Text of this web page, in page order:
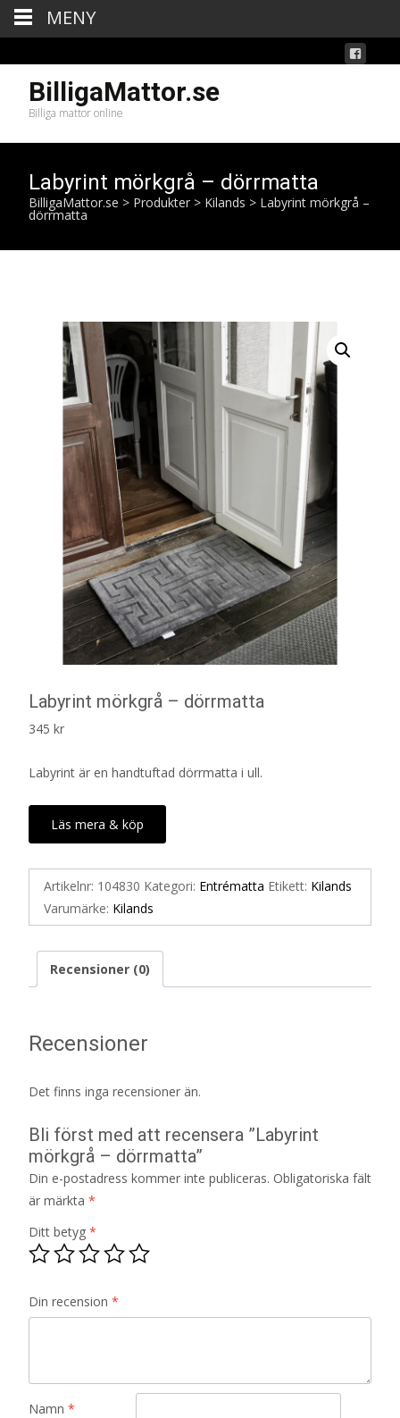
BilligaMattor.se
Billiga mattor online
Labyrint mörkgrå – dörrmatta
BilligaMattor.se > Produkter > Kilands > Labyrint mörkgrå –
dörrmatta
Labyrint mörkgrå – dörrmatta
345 kr
Labyrint är en handtuftad dörrmatta i ull.
Läs mera & köp
Artikelnr: 104830 Kategori: Entrématta Etikett: Kilands
Varumärke: Kilands
Recensioner (0)
Recensioner
Det finns inga recensioner än.
Bli först med att recensera ”Labyrint
mörkgrå – dörrmatta”
Din e-postadress kommer inte publiceras. Obligatoriska fält
är märkta *
Ditt betyg *
Din recension *
Namn *
MENY